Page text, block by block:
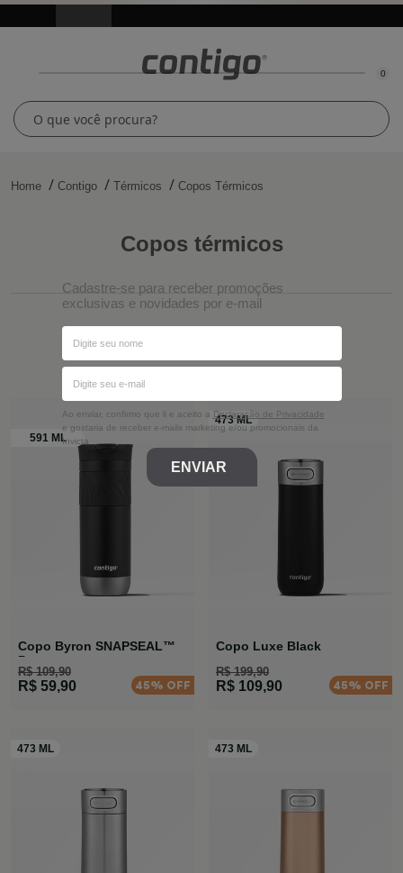
0
Home Contigo Térmicos Copos Térmicos
copos térmicos
Filtros
Copo Byron SNAPSEAL™
Preta
R$ 109,90
R$ 59,90 45% OFF
Copo Luxe Black
R$ 199,90
R$ 109,90 45% OFF
Cadastre-se para receber promoções
exclusivas e novidades por e-mail
Ao enviar, confirmo que li e aceito a Declaração de Privacidade
e gostaria de receber e-mails marketing e/ou promocionais da
Invicta
ENVIAR